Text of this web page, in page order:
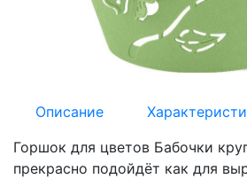
Описание
Горшок для цветов Бабочки
прекрасно подойдёт как для